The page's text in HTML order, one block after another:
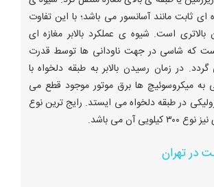
ای ثابت مانند آسانسور می باشد؛ با این تفاوت
بالاتری است. شیوه ی عملکرد بالابر مغازه ای
که شاسی در جهت ناودانی ها توسط قدرت
در زمان رسیدن بالابر به طبقه دلخواه با
میکروسوئیچ ها برق موتور موجود قطع می
در طبقه دلخواه می ایستد. رایج ترین نوع
آن می باشد.
در تهران